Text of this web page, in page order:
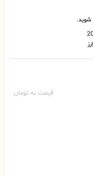
قیمت به تومان